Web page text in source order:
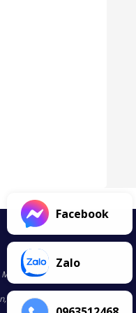
TP Hà Nội
TP Bình Dương
Facebook
Zalo